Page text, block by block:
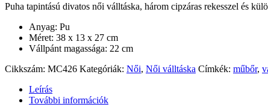
Puha tapintású divatos női válltáska, három cipzáras rekesszel és
Anyag: Pu
Méret: 38 x 13 x 27 cm
Vállpánt magassága: 22 cm
Cikkszám: MC426 Kategóriák: Női, Női válltáska Címkék: műbőr,
Leírás
További információk